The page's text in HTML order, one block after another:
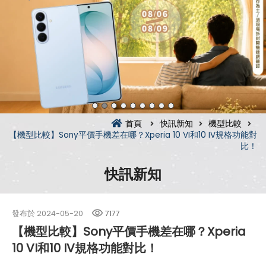
首頁 快訊新知
機型比較
【機型比較】Sony平價手機差在哪？Xperia 10 VI和10 IV規格功能對
比！
快訊新知
發布於 2024-05-20 7177
【機型比較】Sony平價手機差在哪？Xperia
10 VI和10 IV規格功能對比！